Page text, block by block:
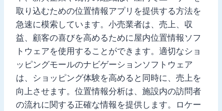
取り込むための位置情報アプリを提供する方法を
急速に模索しています。小売業者は、売上、収
益、顧客の喜びを高めるために屋内位置情報ソフ
トウェアを使用することができます。適切なショ
ッピングモールのナビゲーションソフトウェア
は、ショッピング体験を高めると同時に、売上を
向上させます。位置情報分析は、施設内の訪問者
の流れに関する正確な情報を提供します。ロケー